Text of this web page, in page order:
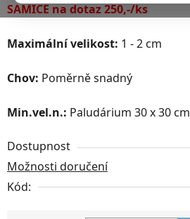
SAMICE na dotaz 250,-/ks
Maximální velikost: 1 - 2 cm
Chov: Poměrně snadný
Min.vel.n.: Paludárium 30 x 30 cm
Dostupnost
Možnosti doručení
Kód: